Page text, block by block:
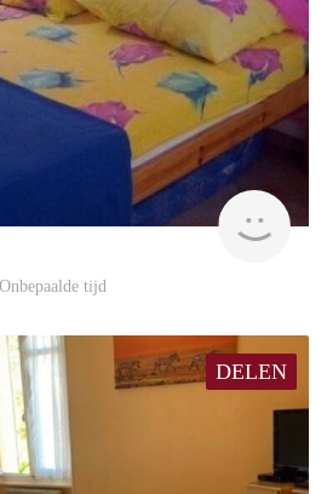
tijd
DELEN